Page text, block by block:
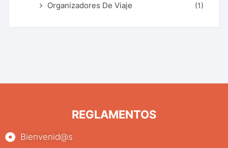
Organizadores De Viaje (1)
REGLAMENTOS
Bienvenid@s